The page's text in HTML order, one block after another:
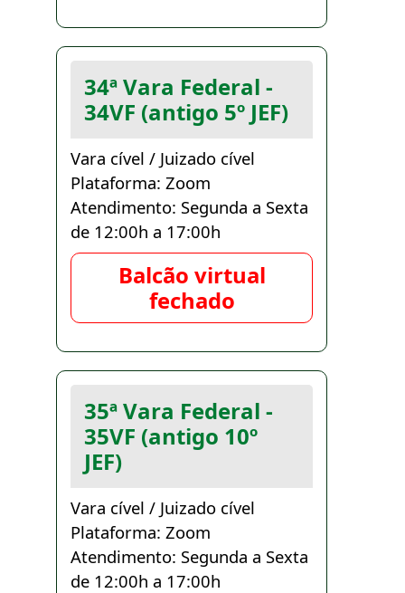
34ª Vara Federal -
34VF (antigo 5º JEF)
Vara cível / Juizado cível
Plataforma: Zoom
Atendimento: Segunda a Sexta
de 12:00h a 17:00h
Balcão virtual
fechado
35ª Vara Federal -
35VF (antigo 10º
JEF)
Vara cível / Juizado cível
Plataforma: Zoom
Atendimento: Segunda a Sexta
de 12:00h a 17:00h